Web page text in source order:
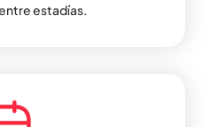
estadías.